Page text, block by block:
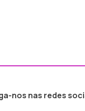
nos nas redes